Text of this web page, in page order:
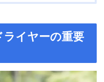
イヤーの重要